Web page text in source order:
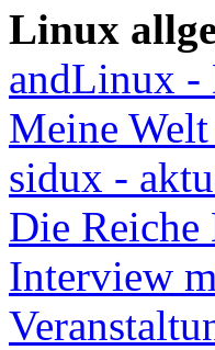
Linux
andLinux -
Meine
sidux -
Die Reiche
Interview